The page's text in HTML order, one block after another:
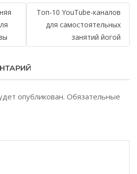
Топ-10 YouTube-каналов
для самостоятельных
занятий йогой
опубликован. Обязательные